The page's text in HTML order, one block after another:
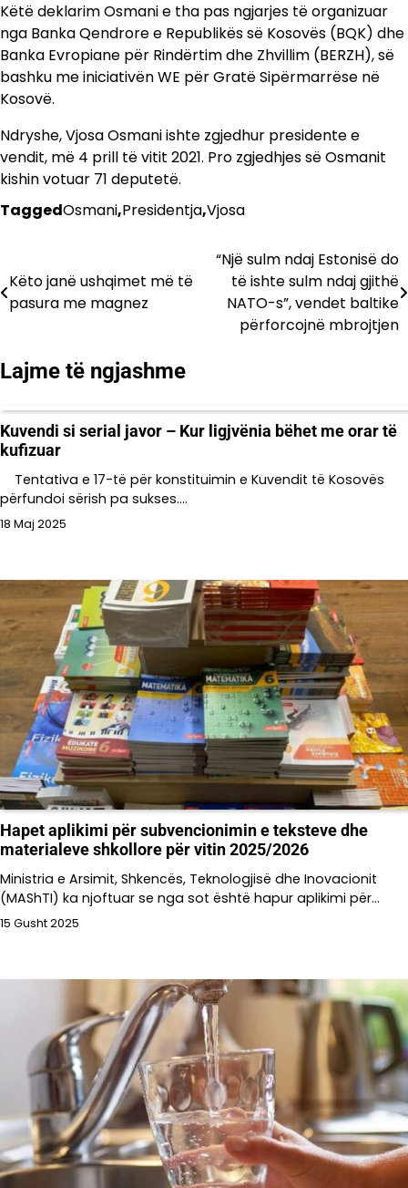
Këtë deklarim Osmani e tha pas ngjarjes të organizuar
nga Banka Qendrore e Republikës së Kosovës (BQK) dhe
Banka Evropiane për Rindërtim dhe Zhvillim (BERZH), së
bashku me iniciativën WE për Gratë Sipërmarrëse në
Kosovë.
Ndryshe, Vjosa Osmani ishte zgjedhur presidente e
vendit, më 4 prill të vitit 2021. Pro zgjedhjes së Osmanit
kishin votuar 71 deputetë.
TaggedOsmani,Presidentja,Vjosa
te
Këto janë ushqimet më të
pasura me magnez
“Një sulm ndaj Estonisë do
të ishte sulm ndaj gjithë
NATO-s”, vendet baltike
përforcojnë mbrojtjen
Lajme të ngjashme
Kuvendi si serial javor – Kur ligjvënia bëhet me orar të
kufizuar
Tentativa e 17-të për konstituimin e Kuvendit të Kosovës
përfundoi sërish pa sukses.…
18 Maj 2025
Hapet aplikimi për subvencionimin e teksteve dhe
materialeve shkollore për vitin 2025/2026
Ministria e Arsimit, Shkencës, Teknologjisë dhe Inovacionit
(MAShTI) ka njoftuar se nga sot është hapur aplikimi për…
15 Gusht 2025